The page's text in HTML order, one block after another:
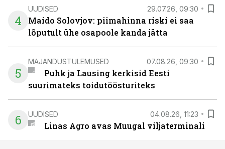
4
UUDISED 29.07.26, 09:30
Maido Solovjov: piimahinna riski ei saa
lõputult ühe osapoole kanda jätta
5
MAJANDUSTULEMUSED 07.08.26, 09:30
Puhk ja Lausing kerkisid Eesti
suurimateks toidutöösturiteks
6 UUDISED 04.08.26, 11:23
Linas Agro avas Muugal viljaterminali